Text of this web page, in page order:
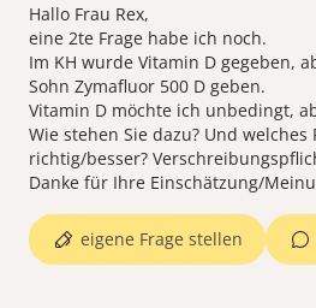
Hallo Frau Rex,
eine 2te Frage habe ich noch.
Im KH wurde Vitamin D gegeben,
Sohn Zymafluor 500 D geben.
Vitamin D möchte ich unbedingt,
Wie stehen Sie dazu? Und welches
richtig/besser?
Danke für Ihre Einschätzung/
eigene Frage stellen